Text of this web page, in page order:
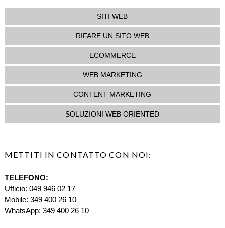
SITI WEB
RIFARE UN SITO WEB
ECOMMERCE
WEB MARKETING
CONTENT MARKETING
SOLUZIONI WEB ORIENTED
METTITI IN CONTATTO CON NOI:
TELEFONO:
Ufficio: 049 946 02 17
Mobile: 349 400 26 10
WhatsApp: 349 400 26 10